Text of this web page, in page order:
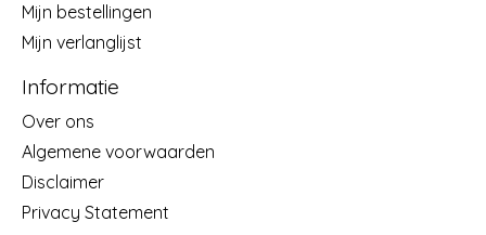
Mijn bestellingen
Mijn verlanglijst
Informatie
Over ons
Algemene voorwaarden
Disclaimer
Privacy Statement